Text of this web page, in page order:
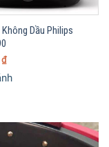
Dầu Philips
₫